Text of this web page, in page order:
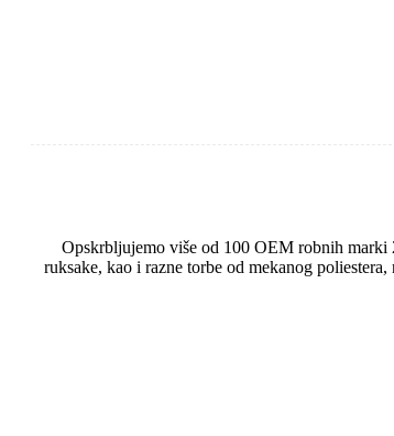
Opskrbljujemo više od 100 OEM robnih marki
ruksake, kao i razne torbe od mekanog